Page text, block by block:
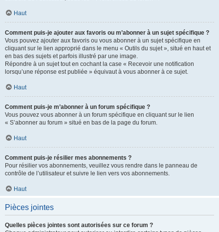
Haut
Comment puis-je ajouter aux favoris ou m’abonner à un sujet spécifique ?
Vous pouvez ajouter aux favoris ou vous abonner à un sujet spécifique en
cliquant sur le lien approprié dans le menu « Outils du sujet », situé en haut et
en bas des sujets et parfois illustré par une image.
Répondre à un sujet tout en cochant la case « Recevoir une notification
lorsqu’une réponse est publiée » équivaut à vous abonner à ce sujet.
Haut
Comment puis-je m’abonner à un forum spécifique ?
Vous pouvez vous abonner à un forum spécifique en cliquant sur le lien
« S’abonner au forum » situé en bas de la page du forum.
Haut
Comment puis-je résilier mes abonnements ?
Pour résilier vos abonnements, veuillez vous rendre dans le panneau de
contrôle de l’utilisateur et suivre le lien vers vos abonnements.
Haut
Pièces jointes
Quelles pièces jointes sont autorisées sur ce forum ?